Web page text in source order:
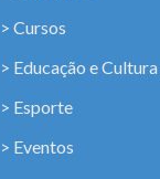
> Cursos
> Educação e Cultura
> Esporte
> Eventos